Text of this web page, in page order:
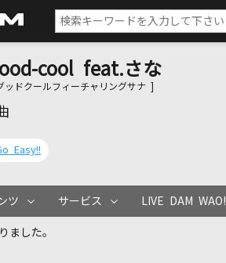
cool feat.さな
ッドクールフィーチャリングサナ ]
Easy!!
ツ サービス LIVE DAM WAO!
ました。